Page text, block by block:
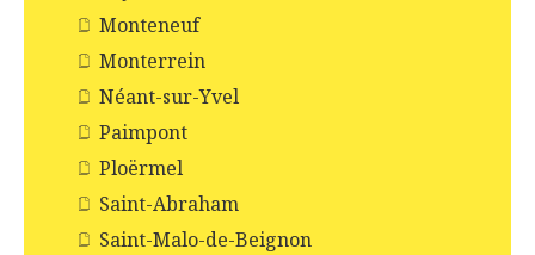
Monteneuf
Monterrein
Néant-sur-Yvel
Paimpont
Ploërmel
Saint-Abraham
Saint-Malo-de-Beignon